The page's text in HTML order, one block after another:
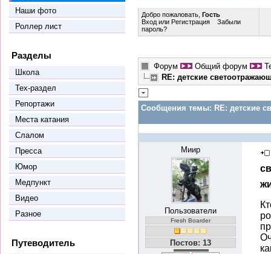
Наши фото
Роллер лист
Разделы
Школа
Тех-раздел
Репортажи
Места катания
Слалом
Пресса
Юмор
Медпункт
Видео
Разное
Путеводитель
Добро пожаловать,Гость
Входили Регистрация
Забыли
пароль?
Форум Общий форум
RE: детские
Сообщения темы: RE: детские
Миир
Пользователи
Fresh Boarder
Постов: 13